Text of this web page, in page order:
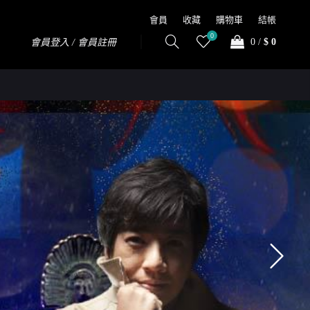
會員 收藏 購物車 結帳
會員登入 / 會員註冊
0
0 / $ 0